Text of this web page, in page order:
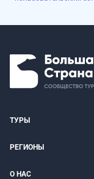
ТУРЫ
РЕГИОНЫ
О НАС